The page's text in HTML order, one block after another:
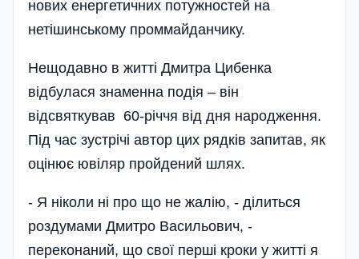
нових енергетичних потужностей на
нетішинському проммайданчику.
Нещодавно в житті Дмитра Цибенка
відбулася знаменна подія – він
відсвяткував 60-річчя від дня народження.
Під час зустрічі автор цих рядків запитав, як
оцінює ювіляр пройдений шлях.
- Я ніколи ні про що не жалію, - ділиться
роздумами Дмитро Васильович, -
переконаний, що свої перші кроки у житті я